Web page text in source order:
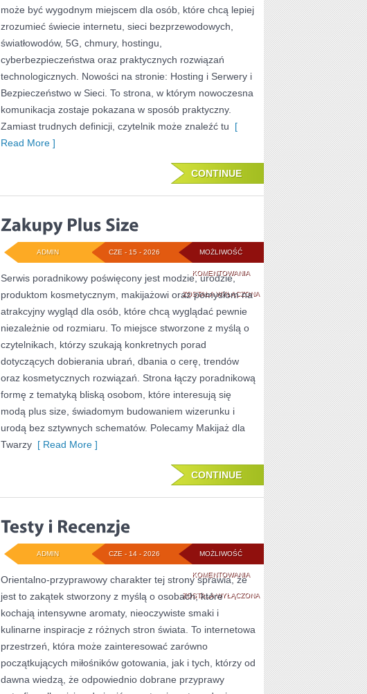
TECHNOLOGIE
może być wygodnym miejscem dla osób, które chcą lepiej
zrozumieć świecie internetu, sieci bezprzewodowych,
światłowodów, 5G, chmury, hostingu,
cyberbezpieczeństwa oraz praktycznych rozwiązań
technologicznych. Nowości na stronie: Hosting i Serwery i
Bezpieczeństwo w Sieci. To strona, w którym nowoczesna
komunikacja zostaje pokazana w sposób praktyczny.
Zamiast trudnych definicji, czytelnik może znaleźć tu [
Read More ]
CONTINUE
MOŻLIWOŚĆ
KOMENTOWANIAZAKUPY
PLUS
SIZE
ZOSTAŁA WYŁĄCZONA
CZE - 15 - 2026
ADMIN
Serwis poradnikowy poświęcony jest modzie, urodzie,
produktom kosmetycznym, makijażowi oraz pomysłom na
atrakcyjny wygląd dla osób, które chcą wyglądać pewnie
niezależnie od rozmiaru. To miejsce stworzone z myślą o
czytelnikach, którzy szukają konkretnych porad
dotyczących dobierania ubrań, dbania o cerę, trendów
oraz kosmetycznych rozwiązań. Strona łączy poradnikową
formę z tematyką bliską osobom, które interesują się
modą plus size, świadomym budowaniem wizerunku i
urodą bez sztywnych schematów. Polecamy Makijaż dla
Twarzy [ Read More ]
CONTINUE
MOŻLIWOŚĆ
KOMENTOWANIATESTY
I
RECENZJE
ZOSTAŁA WYŁĄCZONA
CZE - 14 - 2026
ADMIN
Orientalno-przyprawowy charakter tej strony sprawia, że
jest to zakątek stworzony z myślą o osobach, które
kochają intensywne aromaty, nieoczywiste smaki i
kulinarne inspiracje z różnych stron świata. To internetowa
przestrzeń, która może zainteresować zarówno
początkujących miłośników gotowania, jak i tych, którzy od
dawna wiedzą, że odpowiednio dobrane przyprawy